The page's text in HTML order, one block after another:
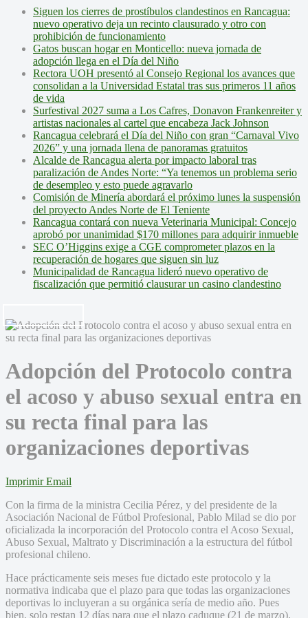
Siguen los cierres de prostíbulos clandestinos en Rancagua:
nuevo operativo deja un recinto clausurado y otro con
prohibición de funcionamiento
Gatos buscan hogar en Monticello: nueva jornada de
adopción llega en el Día del Niño
Rectora UOH presentó al Consejo Regional los avances que
consolidan a la Universidad Estatal tras sus primeros 11 años
de vida
Surfestival 2027 suma a Los Cafres, Donavon Frankenreiter y
artistas nacionales al cartel que encabeza Jack Johnson
Rancagua celebrará el Día del Niño con gran “Carnaval Vivo
2026” y una jornada llena de panoramas gratuitos
Alcalde de Rancagua alerta por impacto laboral tras
paralización de Andes Norte: “Ya tenemos un problema serio
de desempleo y esto puede agravarlo
Comisión de Minería abordará el próximo lunes la suspensión
del proyecto Andes Norte de El Teniente
Rancagua contará con nueva Veterinaria Municipal: Concejo
aprobó por unanimidad $170 millones para adquirir inmueble
SEC O’Higgins exige a CGE comprometer plazos en la
recuperación de hogares que siguen sin luz
Municipalidad de Rancagua lideró nuevo operativo de
fiscalización que permitió clausurar un casino clandestino
Adopción del Protocolo contra
el acoso y abuso sexual entra en
su recta final para las
organizaciones deportivas
Imprimir Email
Con la firma de la ministra Cecilia Pérez, y del presidente de la
Asociación Nacional de Fútbol Profesional, Pablo Milad se dio por
oficializada la incorporación del Protocolo contra el Acoso Sexual,
Abuso Sexual, Maltrato y Discriminación a la estructura del fútbol
profesional chileno.
Hace prácticamente seis meses fue dictado este protocolo y la
normativa indicaba que el plazo para que todas las organizaciones
deportivas lo incluyeran a su orgánica sería de medio año. Pues
bien, solo restan 12 días para que el plazo caduque (21 de marzo).